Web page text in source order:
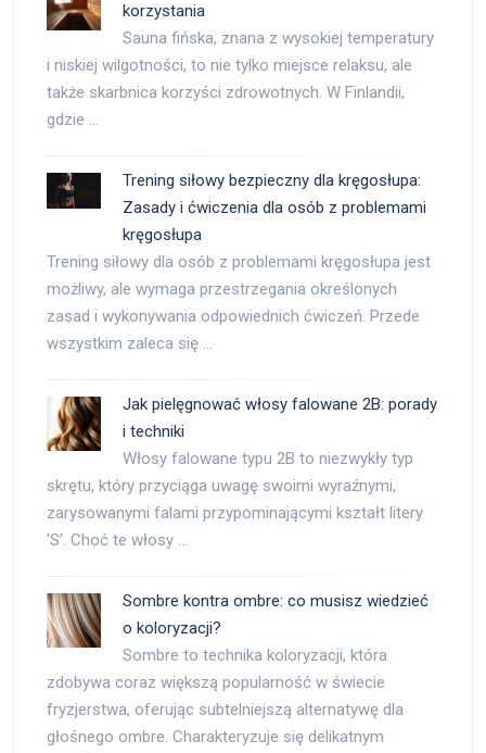
korzystania
Sauna fińska, znana z wysokiej temperatury
i niskiej wilgotności, to nie tylko miejsce relaksu, ale
także skarbnica korzyści zdrowotnych. W Finlandii,
gdzie …
Trening siłowy bezpieczny dla kręgosłupa:
Zasady i ćwiczenia dla osób z problemami
kręgosłupa
Trening siłowy dla osób z problemami kręgosłupa jest
możliwy, ale wymaga przestrzegania określonych
zasad i wykonywania odpowiednich ćwiczeń. Przede
wszystkim zaleca się …
Jak pielęgnować włosy falowane 2B: porady
i techniki
Włosy falowane typu 2B to niezwykły typ
skrętu, który przyciąga uwagę swoimi wyraźnymi,
zarysowanymi falami przypominającymi kształt litery
'S’. Choć te włosy …
Sombre kontra ombre: co musisz wiedzieć
o koloryzacji?
Sombre to technika koloryzacji, która
zdobywa coraz większą popularność w świecie
fryzjerstwa, oferując subtelniejszą alternatywę dla
głośnego ombre. Charakteryzuje się delikatnym